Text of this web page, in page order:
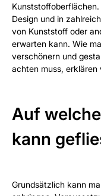
Design und in
von Kunststoff oder
erwarten kann. Wie
verschönern und
achten muss, erklären
Auf
kann
Grundsätzlich kann